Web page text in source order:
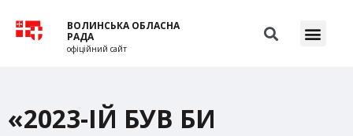
ВОЛИНСЬКА ОБЛАСНА
РАДА
офіційний сайт
«2023-ІЙ БУВ БИ